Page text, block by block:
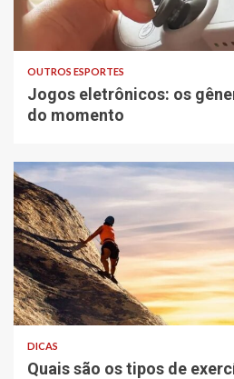
OUTROS ESPORTES
Jogos eletrônicos: os
do momento
DICAS
Quais são os tipos de